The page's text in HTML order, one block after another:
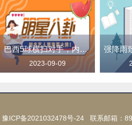
巴西5球横扫对手，内马尔超越贝利独享历史射手王，创造伟大成就
2023-09-09
豫ICP备2021032478号-24联系邮箱：89